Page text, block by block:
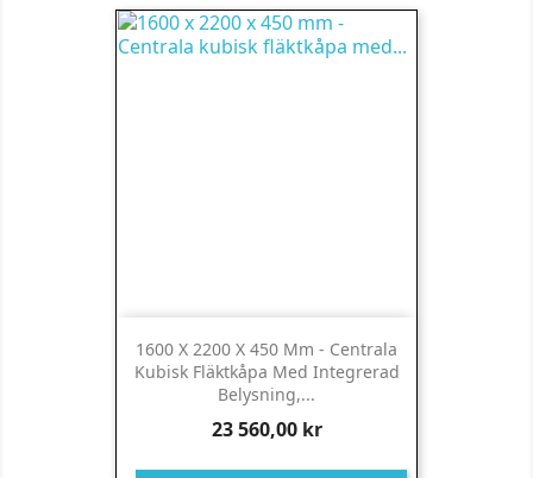
1600 X 2200 X 450 Mm - Centrala
Kubisk Fläktkåpa Med Integrerad
Belysning,...
Pris
23 560,00 kr